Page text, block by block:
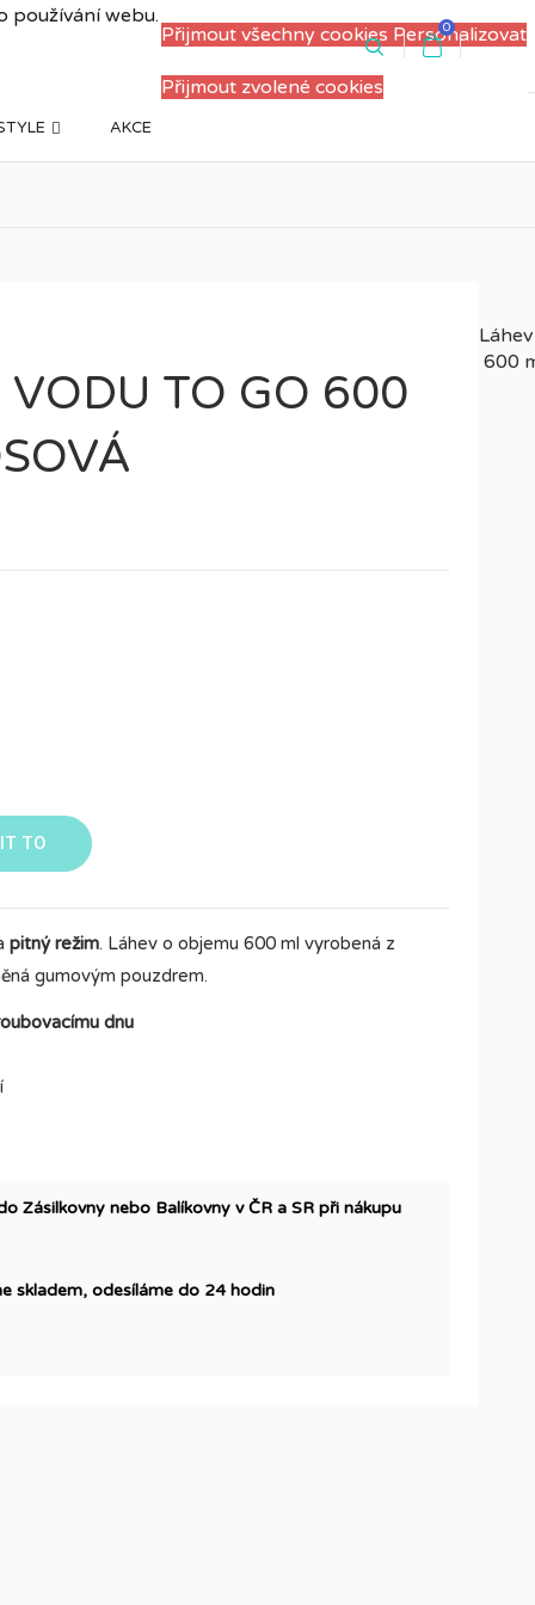
používání webu.
Přijmout všechny cookies Personalizovat
Přijmout zvolené cookies
PŘIHLÁSIT SE REGISTRACE
0
AKCE
TO GO 600
TO
pitný režim. Láhev o objemu 600 ml vyrobená z
gumovým pouzdrem.
dnu
Zásilkovny nebo Balíkovny v ČR a SR při nákupu
skladem, odesíláme do 24 hodin